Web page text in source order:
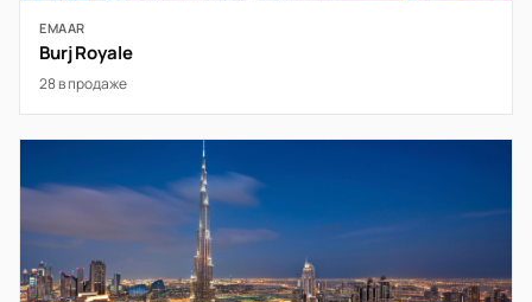
EMAAR
Burj Royale
28 в продаже